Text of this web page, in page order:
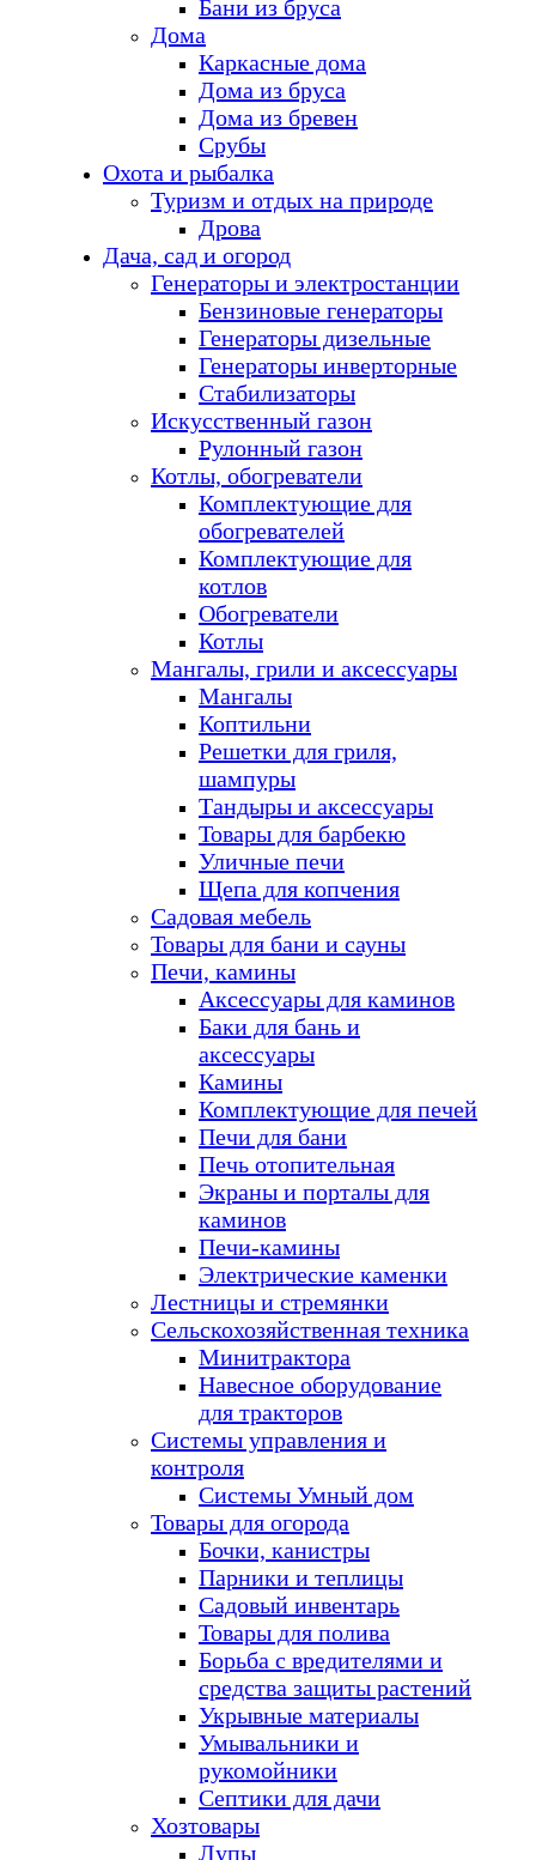
Бани из бруса
Дома
Каркасные дома
Дома из бруса
Дома из бревен
Срубы
Охота и рыбалка
Туризм и отдых на природе
Дрова
Дача, сад и огород
Генераторы и электростанции
Бензиновые генераторы
Генераторы дизельные
Генераторы инверторные
Стабилизаторы
Искусственный газон
Рулонный газон
Котлы, обогреватели
Комплектующие для
обогревателей
Комплектующие для
котлов
Обогреватели
Котлы
Мангалы, грили и аксессуары
Мангалы
Коптильни
Решетки для гриля,
шампуры
Тандыры и аксессуары
Товары для барбекю
Уличные печи
Щепа для копчения
Садовая мебель
Товары для бани и сауны
Печи, камины
Аксессуары для каминов
Баки для бань и
аксессуары
Камины
Комплектующие для печей
Печи для бани
Печь отопительная
Экраны и порталы для
каминов
Печи-камины
Электрические каменки
Лестницы и стремянки
Сельскохозяйственная техника
Минитрактора
Навесное оборудование
для тракторов
Системы управления и
контроля
Системы Умный дом
Товары для огорода
Бочки, канистры
Парники и теплицы
Садовый инвентарь
Товары для полива
Борьба с вредителями и
средства защиты растений
Укрывные материалы
Умывальники и
рукомойники
Септики для дачи
Хозтовары
Лупы